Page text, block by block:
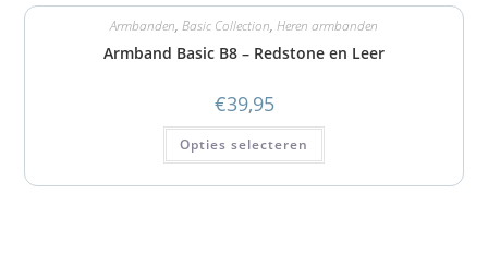
Armbanden, Basic Collection, Heren armbanden
Armband Basic B8 – Redstone en Leer
€39,95
Opties selecteren